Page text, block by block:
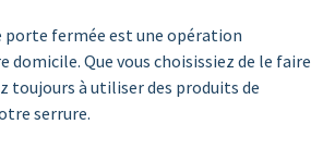
porte fermée est une opération
Que vous choisissiez de le faire
toujours à utiliser des produits de
serrure.